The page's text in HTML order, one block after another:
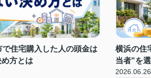
で住宅購入した人の頭金は
方とは
横浜の住
当者"を
2026.06.26